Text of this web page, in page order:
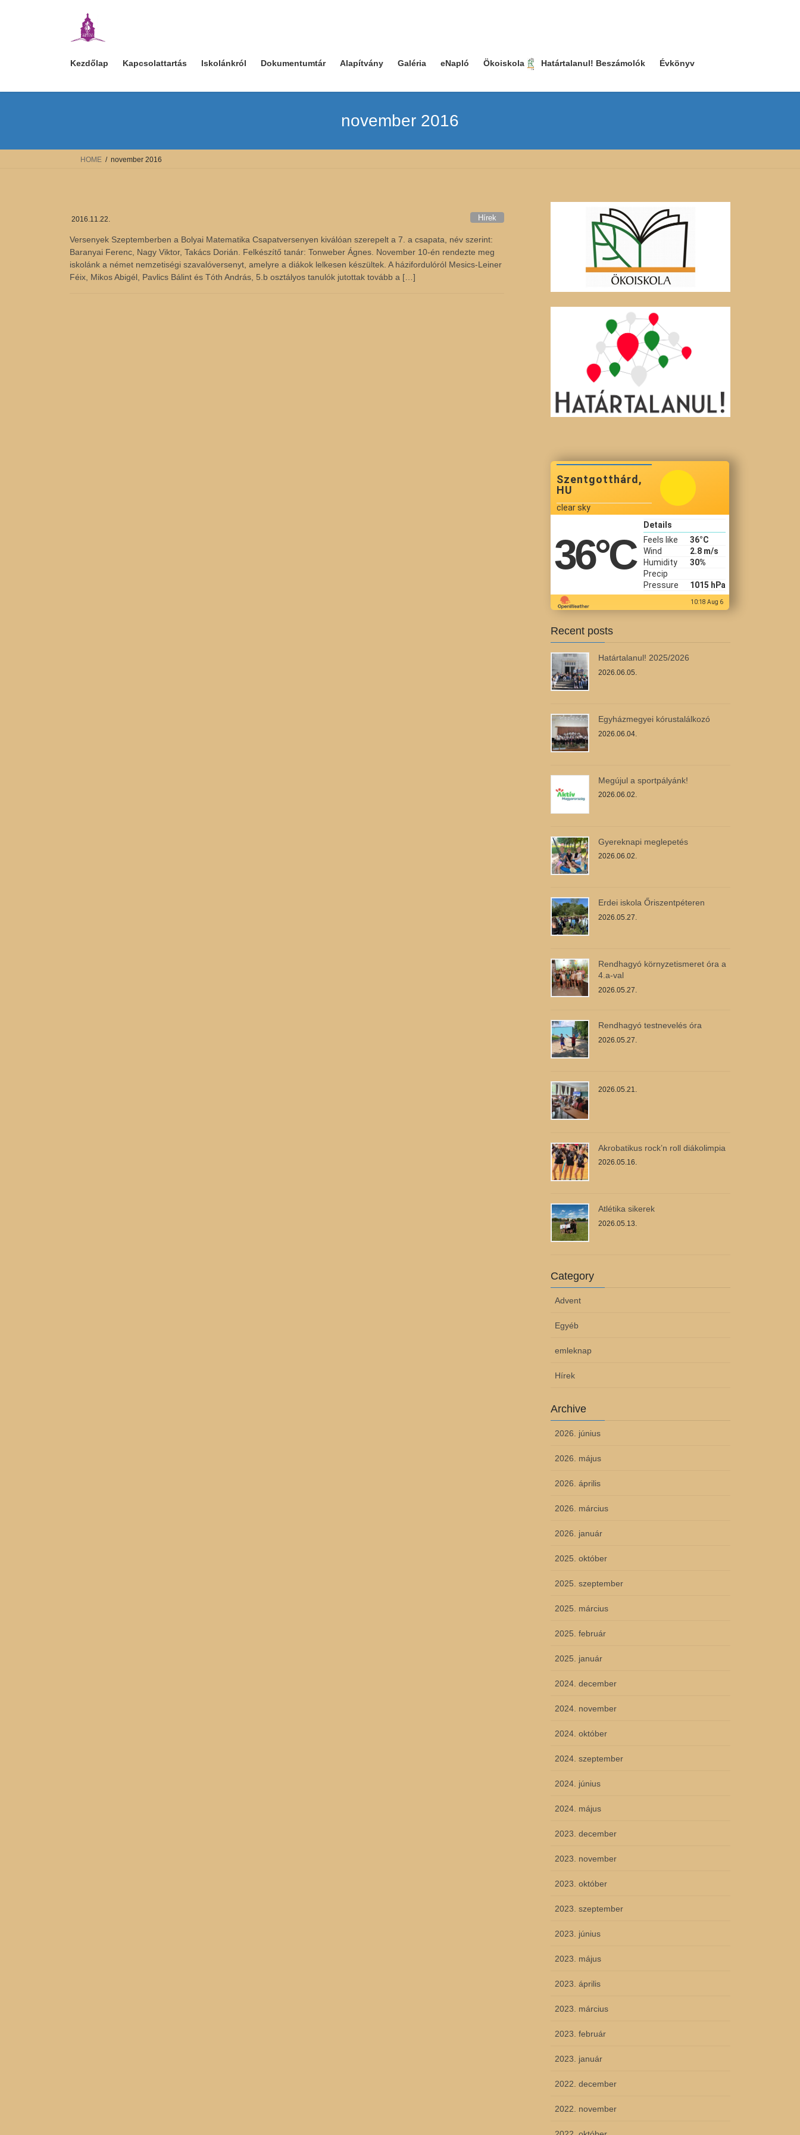
Kezdőlap Kapcsolattartás Iskolánkról Dokumentumtár Alapítvány Galéria eNapló Ökoiskola Határtalanul! Beszámolók Évkönyv
november 2016
HOME november 2016
2016.11.22. Hírek
Versenyek Szeptemberben a Bolyai Matematika Csapatversenyen kiválóan szerepelt a 7. a csapata, név szerint:
Baranyai Ferenc, Nagy Viktor, Takács Dorián. Felkészítő tanár: Tonweber Ágnes. November 10-én rendezte meg
iskolánk a német nemzetiségi szavalóversenyt, amelyre a diákok lelkesen készültek. A házifordulóról Mesics-Leiner
Féix, Mikos Abigél, Pavlics Bálint és Tóth András, 5.b osztályos tanulók jutottak tovább a […]
Szentgotthárd,
HU
clear sky
36°C
Details
Feels like
36°C
Wind
2.8 m/s
Humidity
30%
Precip
Pressure
1015 hPa
10:18 Aug 6
Recent posts
Határtalanul! 2025/2026
2026.06.05.
Egyházmegyei kórustalálkozó
2026.06.04.
Megújul a sportpályánk!
2026.06.02.
Gyereknapi meglepetés
2026.06.02.
Erdei iskola Őriszentpéteren
2026.05.27.
Rendhagyó környzetismeret óra a
4.a-val
2026.05.27.
Rendhagyó testnevelés óra
2026.05.27.
2026.05.21.
Akrobatikus rock’n roll diákolimpia
2026.05.16.
Atlétika sikerek
2026.05.13.
Category
Advent
Egyéb
emleknap
Hírek
Archive
2026. június
2026. május
2026. április
2026. március
2026. január
2025. október
2025. szeptember
2025. március
2025. február
2025. január
2024. december
2024. november
2024. október
2024. szeptember
2024. június
2024. május
2023. december
2023. november
2023. október
2023. szeptember
2023. június
2023. május
2023. április
2023. március
2023. február
2023. január
2022. december
2022. november